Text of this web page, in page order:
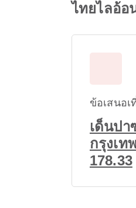
ไทยไลอ้อ
ข้อเสนอ
เด็นปา
กรุงเท
178.33